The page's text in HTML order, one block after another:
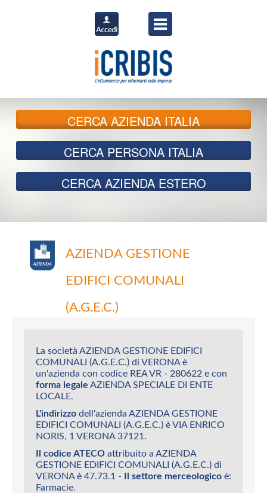
CERCAAZIENDA ITALIA
CERCA PERSONA ITALIA
CERCA AZIENDA ESTERO
AZIENDA GESTIONE
EDIFICI COMUNALI
(A.G.E.C.)
La società AZIENDA GESTIONE EDIFICI
COMUNALI (A.G.E.C.) di VERONA è
un'azienda con codice REA VR - 280622 e con
forma legale AZIENDA SPECIALE DI ENTE
LOCALE.
L'indirizzo dell'azienda AZIENDA GESTIONE
EDIFICI COMUNALI (A.G.E.C.) è VIA ENRICO
NORIS, 1 VERONA 37121.
Il codice ATECO attribuito a AZIENDA
GESTIONE EDIFICI COMUNALI (A.G.E.C.) di
VERONA è 47.73.1 - Il settore merceologico è:
Farmacie.